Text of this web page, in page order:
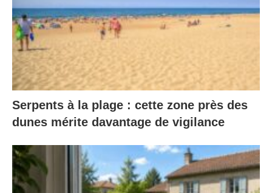
Serpents à la plage : cette zone près des
dunes mérite davantage de vigilance